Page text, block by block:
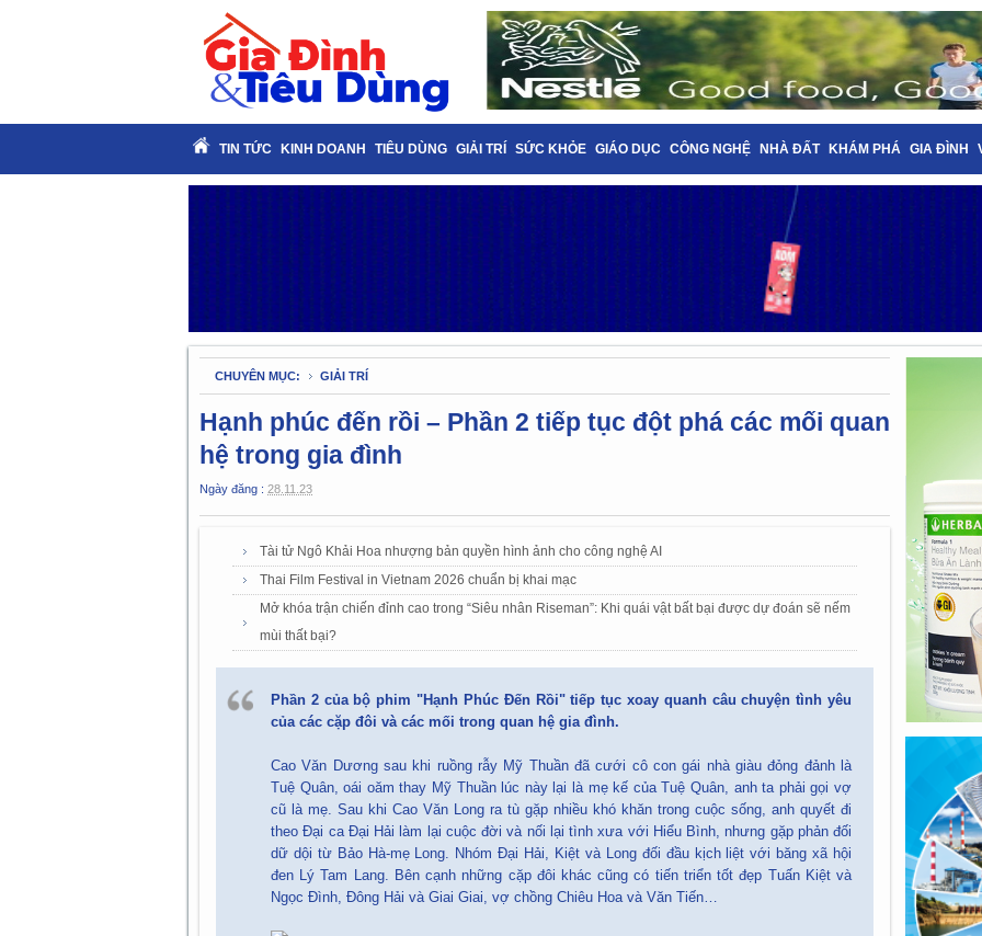
TIN TỨC KINH DOANH TIÊU DÙNG GIẢI TRÍ SỨC KHỎE GIÁO DỤC CÔNG NGHỆ NHÀ ĐẤT KHÁM PHÁ GIA ĐÌNH
CHUYÊN MỤC: GIẢI TRÍ
Hạnh phúc đến rồi – Phần 2 tiếp tục đột phá các mối quan
hệ trong gia đình
Ngày đăng : 28.11.23
Tài tử Ngô Khải Hoa nhượng bản quyền hình ảnh cho công nghệ AI
Thai Film Festival in Vietnam 2026 chuẩn bị khai mạc
Mở khóa trận chiến đỉnh cao trong “Siêu nhân Riseman”: Khi quái vật bất bại được dự đoán sẽ nếm
mùi thất bại?
Phần 2 của bộ phim "Hạnh Phúc Đến Rồi" tiếp tục xoay quanh câu chuyện tình yêu
của các cặp đôi và các mối trong quan hệ gia đình.
Cao Văn Dương sau khi ruồng rẫy Mỹ Thuần đã cưới cô con gái nhà giàu đỏng đảnh là
Tuệ Quân, oái oăm thay Mỹ Thuần lúc này lại là mẹ kế của Tuệ Quân, anh ta phải gọi vợ
cũ là mẹ. Sau khi Cao Văn Long ra tù gặp nhiều khó khăn trong cuộc sống, anh quyết đi
theo Đại ca Đại Hải làm lại cuộc đời và nối lại tình xưa với Hiểu Bình, nhưng gặp phản đối
dữ dội từ Bảo Hà-mẹ Long. Nhóm Đại Hải, Kiệt và Long đối đầu kịch liệt với băng xã hội
đen Lý Tam Lang. Bên cạnh những cặp đôi khác cũng có tiến triển tốt đẹp Tuấn Kiệt và
Ngọc Đình, Đông Hải và Giai Giai, vợ chồng Chiêu Hoa và Văn Tiến…